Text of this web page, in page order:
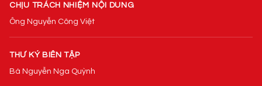
CHỊU TRÁCH NHIỆM NỘI DUNG
Ông Nguyễn Công Việt
THƯ KÝ BIÊN TẬP
Bà Nguyễn Nga Quỳnh